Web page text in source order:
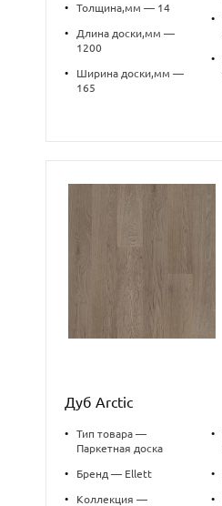
• Толщина,мм — 14
•
Длина доски,мм —
1200
•
Ширина доски,мм —
165
•
•
Дуб Arctic
•
Тип товара —
Паркетная доска
• Бренд — Ellett
•
Коллекция —
•
•
•